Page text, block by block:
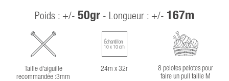
Poids : +/- 50gr - Longueur : +/- 167m
Taille d'aiguille
recommandée :3mm
Échantillon
10 x 10 cm
24m x 32r
8 pelotes pelotes pour
faire un pull taille M